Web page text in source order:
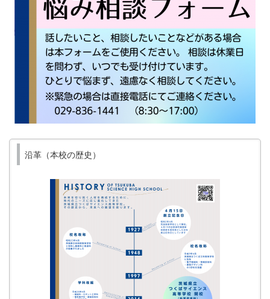
沿革（本校の歴史）